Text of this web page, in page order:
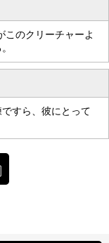
このクリーチャーよ
すら、彼にとって